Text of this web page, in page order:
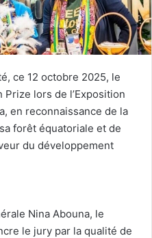
ce 12 octobre 2025, le
lors de l’Exposition
en reconnaissance de la
forêt équatoriale et de
du développement
Nina Abouna, le
le jury par la qualité de